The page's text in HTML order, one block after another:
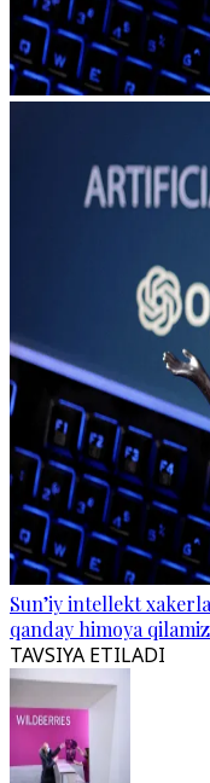
Sun’iy intellekt
qanday himoya
TAVSIYA ETILADI